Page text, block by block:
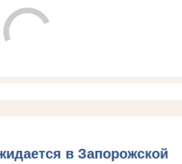
в Запорожской